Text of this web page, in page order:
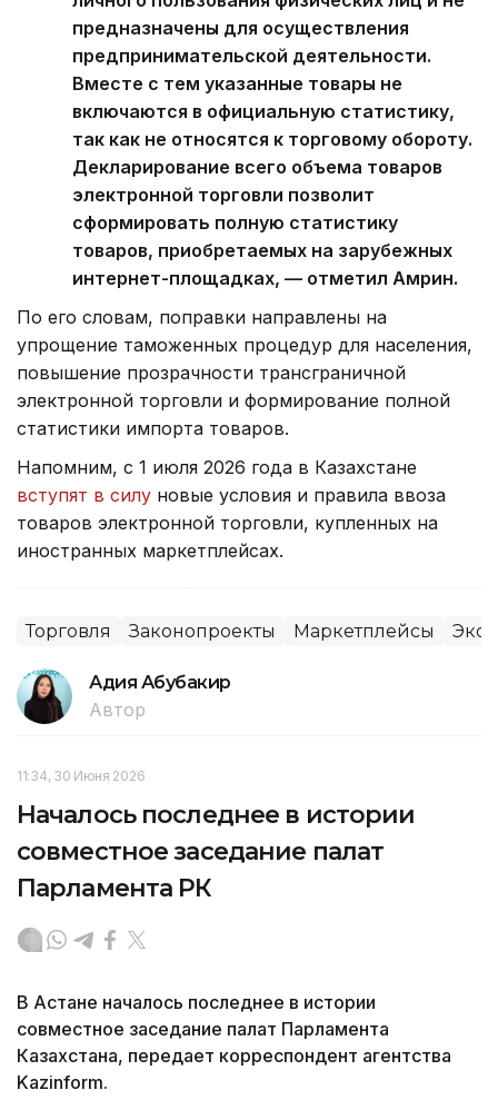
предназначены для осуществления
предпринимательской деятельности.
Вместе с тем указанные товары не
включаются в официальную статистику,
так как не относятся к торговому обороту.
Декларирование всего объема товаров
электронной торговли позволит
сформировать полную статистику
товаров, приобретаемых на зарубежных
интернет-площадках, — отметил Амрин.
По его словам, поправки направлены на
упрощение таможенных процедур для населения,
повышение прозрачности трансграничной
электронной торговли и формирование полной
статистики импорта товаров.
Напомним, с 1 июля 2026 года в Казахстане
вступят в силу новые условия и правила ввоза
товаров электронной торговли, купленных на
иностранных маркетплейсах.
Торговля Законопроекты Маркетплейсы
Адия Абубакир
Автор
11:34, 30 Июня 2026
Началось последнее в истории
совместное заседание палат
Парламента РК
В Астане началось последнее в истории
совместное заседание палат Парламента
Казахстана, передает корреспондент агентства
Kazinform.